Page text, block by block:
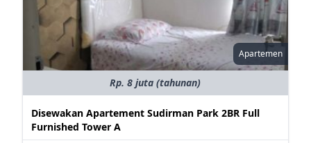
Apartemen
Rp. 8 juta (tahunan)
Disewakan Apartement Sudirman Park 2BR Full
Furnished Tower A